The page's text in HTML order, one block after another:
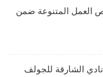
العمل المتنوعة ضمن
الشارقة للجولف